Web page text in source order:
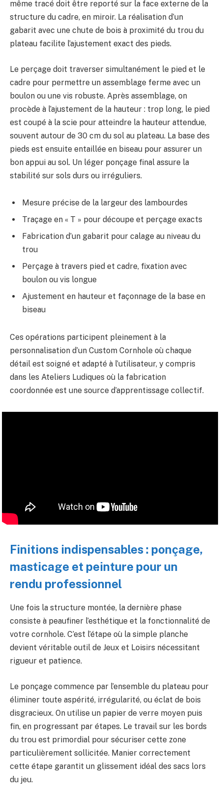
même tracé doit être reporté sur la face externe de la
structure du cadre, en miroir. La réalisation d’un
gabarit avec une chute de bois à proximité du trou du
plateau facilite l’ajustement exact des pieds.
Le perçage doit traverser simultanément le pied et le
cadre pour permettre un assemblage ferme avec un
boulon ou une vis robuste. Après assemblage, on
procède à l’ajustement de la hauteur : trop long, le pied
est coupé à la scie pour atteindre la hauteur attendue,
souvent autour de 30 cm du sol au plateau. La base des
pieds est ensuite entaillée en biseau pour assurer un
bon appui au sol. Un léger ponçage final assure la
stabilité sur sols durs ou irréguliers.
Mesure précise de la largeur des lambourdes
Traçage en « T » pour découpe et perçage exacts
Fabrication d’un gabarit pour calage au niveau du
trou
Perçage à travers pied et cadre, fixation avec
boulon ou vis longue
Ajustement en hauteur et façonnage de la base en
biseau
Ces opérations participent pleinement à la
personnalisation d’un Custom Cornhole où chaque
détail est soigné et adapté à l’utilisateur, y compris
dans les Ateliers Ludiques où la fabrication
coordonnée est une source d’apprentissage collectif.
Finitions indispensables : ponçage,
masticage et peinture pour un
rendu professionnel
Une fois la structure montée, la dernière phase
consiste à peaufiner l’esthétique et la fonctionnalité de
votre cornhole. C’est l’étape où la simple planche
devient véritable outil de Jeux et Loisirs nécessitant
rigueur et patience.
Le ponçage commence par l’ensemble du plateau pour
éliminer toute aspérité, irrégularité, ou éclat de bois
disgracieux. On utilise un papier de verre moyen puis
fin, en progressant par étapes. Le travail sur les bords
du trou est primordial pour sécuriser cette zone
particulièrement sollicitée. Manier correctement
cette étape garantit un glissement idéal des sacs lors
du jeu.